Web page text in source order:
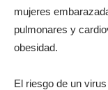
mujeres
pulmonares y
obesidad.
El riesgo de un